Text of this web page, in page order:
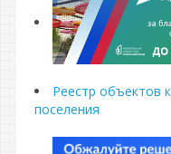
Реестр объектов
поселения